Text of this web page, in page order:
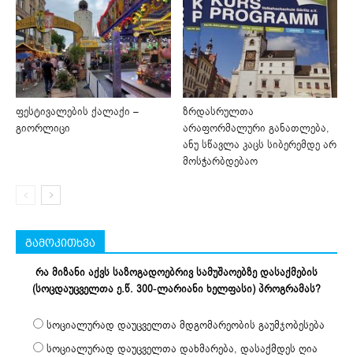
ფესტივალების ქალაქი –
გიორლიცი
ზრდასრულთა
არაფორმალური განათლება,
ანუ სწავლა კაცს სიბერემდე არ
მოსჭარბდებაო
გამოკითხვა
რა მიზანი აქვს საზოგადოებრივ სამუშაოებზე დასაქმების
(სოცდაუცველთა ე.წ. 300-ლარიანი ხელფასი) პროგრამას?
სოციალურად დაუცველთა მდგომარეობის გაუმჯობესება
სოციალურად დაუცველთა დახმარება, დასაქმდეს ღია